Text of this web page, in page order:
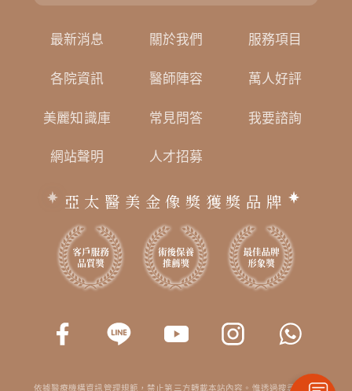
最新消息 關於我們 服務項目
各院資訊 醫師陣容 萬人好評
美麗知識庫 常見問答 我要諮詢
網站聲明 人才招募
亞太醫美金像獎獲獎品牌
依據醫療機構資訊管理規範，禁止第三方轉載本站內容。惟透過搜尋